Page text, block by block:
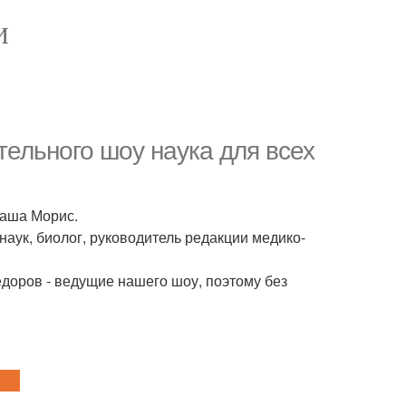
шоу наука для всех
Морис.
биолог, руководитель редакции медико-
- ведущие нашего шоу, поэтому без